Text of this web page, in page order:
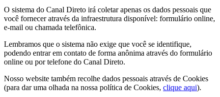
O sistema do Canal Direto irá coletar apenas os dados pessoais que
você fornecer através da infraestrutura disponível: formulário online,
e-mail ou chamada telefônica.
Lembramos que o sistema não exige que você se identifique,
podendo entrar em contato de forma anônima através do formulário
online ou por telefone do Canal Direto.
Nosso website também recolhe dados pessoais através de Cookies
(para dar uma olhada na nossa política de Cookies, clique aqui).